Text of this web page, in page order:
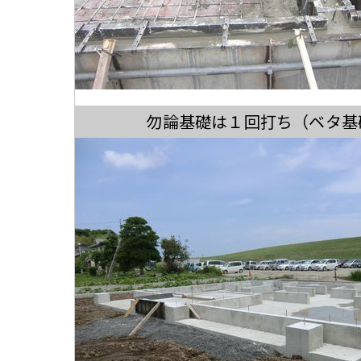
勿論基礎は１回打ち（ベタ